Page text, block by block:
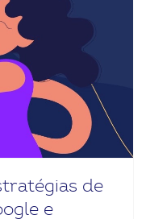
de
e